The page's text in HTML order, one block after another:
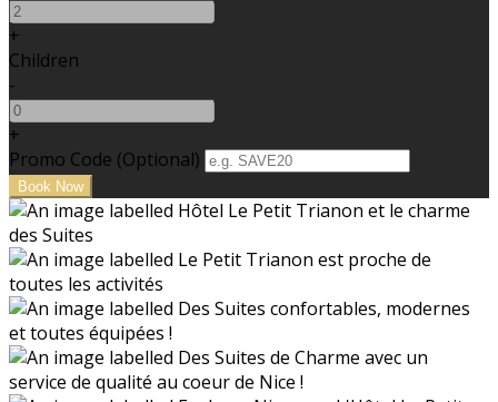
+
Children
-
+
Promo Code (Optional)